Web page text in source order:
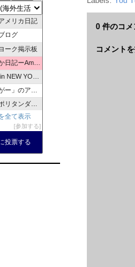
0 件のコメ
コメント
州から こんにちは。
メリカ日記
ログ
ーク掲示板
ーAmerica Nikkiー
| ニューヨーク情報サイト
田舎でバタバタと生きてます！駐在中。
タンダイアリー
ーランス・情報ブログ
FOODS
最新お得情報。
全て表示
参加する
投票する